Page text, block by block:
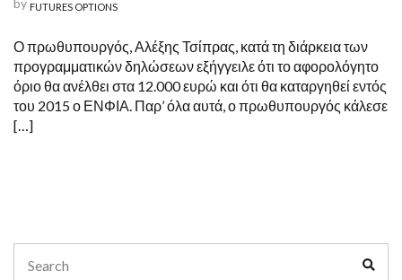
FUTURES OPTIONS
Ο πρωθυπουργός, Αλέξης Τσίπρας, κατά τη διάρκεια των
προγραμματικών δηλώσεων εξήγγειλε ότι το αφορολόγητο
όριο θα ανέλθει στα 12.000 ευρώ και ότι θα καταργηθεί εντός
του 2015 ο ΕΝΦΙΑ. Παρ’ όλα αυτά, ο πρωθυπουργός κάλεσε
[…]
for: